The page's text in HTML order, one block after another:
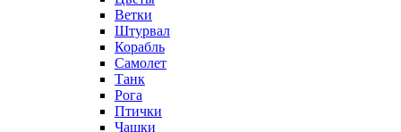
Ветки
Штурвал
Корабль
Самолет
Танк
Рога
Птички
Чашки